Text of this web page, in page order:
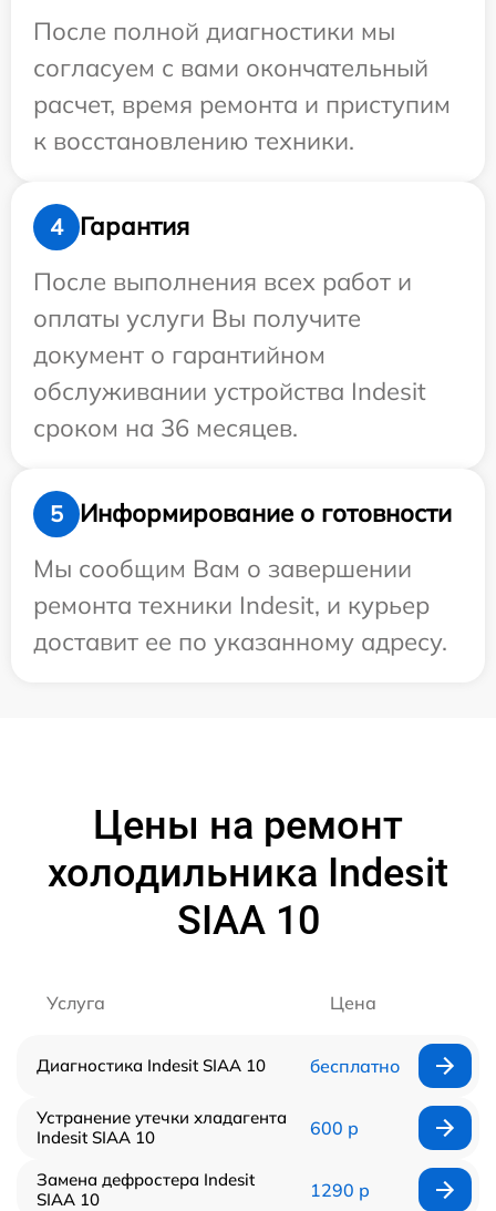
После полной диагностики мы
согласуем с вами окончательный
расчет, время ремонта и приступим
к восстановлению техники.
4
Гарантия
После выполнения всех работ и
оплаты услуги Вы получите
документ о гарантийном
обслуживании устройства Indesit
сроком на 36 месяцев.
5
Информирование о готовности
Мы сообщим Вам о завершении
ремонта техники Indesit, и курьер
доставит ее по указанному адресу.
Цены на ремонт
холодильника Indesit
SIAA 10
Услуга Цена
Диагностика Indesit SIAA 10 бесплатно
Устранение утечки хладагента
Indesit SIAA 10
600 р
Замена дефростера Indesit
SIAA 10
1290 р